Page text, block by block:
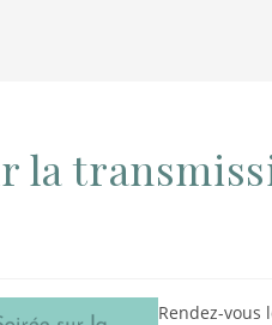
la
Rendez-vous